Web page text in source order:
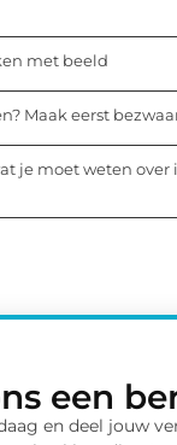
met beeld
Maak eerst
je moet weten
een
en deel jouw